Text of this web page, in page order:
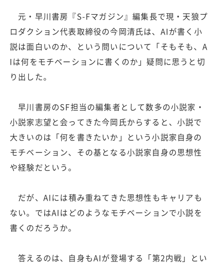
元・早川書房『S-Fマガジン』編集長で現・天狼プ
ロダクション代表取締役の今岡清氏は、AIが書く小
説は面白いのか、という問いについて「そもそも、A
Iは何をモチベーションに書くのか」疑問に思うと切
り出した。
早川書房のSF担当の編集者として数多の小説家・
小説家志望と会ってきた今岡氏からすると、小説で
大きいのは「何を書きたいか」という小説家自身の
モチベーション、その基となる小説家自身の思想性
や経験だという。
だが、AIには積み重ねてきた思想性もキャリアも
ない。ではAIはどのようなモチベーションで小説を
書くのだろうか。
答えるのは、自身もAIが登場する「第2内戦」とい